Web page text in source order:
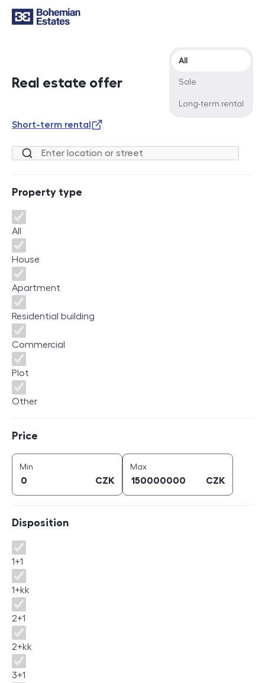
Real estate offer
Offer type
All
Sale
Long-term rental
Short-term rental
Location or street
Property type
Property type
All
House
Apartment
Residential building
Commercial
Plot
Other
Price
Min
CZK
Maxprice (
CZK
Disposition
Disposition
1+1
1+kk
2+1
2+kk
3+1